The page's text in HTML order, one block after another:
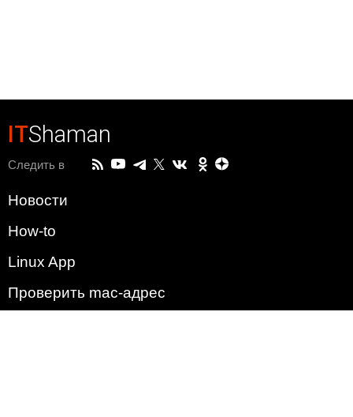
ITShaman
Следить в
Новости
How-to
Linux App
Проверить mac-адрес